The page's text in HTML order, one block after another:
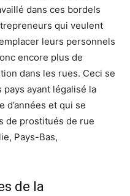
dans ces bordels
qui veulent
leurs personnels
encore plus de
dans les rues. Ceci se
ayant légalisé la
d’années et qui se
de prostitués de rue
Pays-Bas,
de la